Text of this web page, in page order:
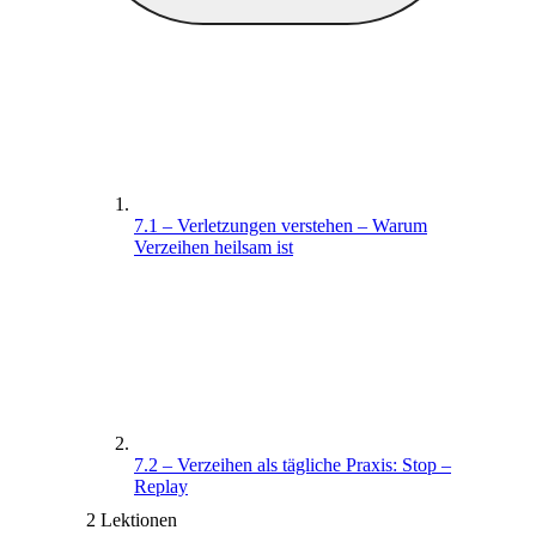
7.1 – Verletzungen verstehen – Warum
Verzeihen heilsam ist
7.2 – Verzeihen als tägliche Praxis: Stop –
Replay
2 Lektionen